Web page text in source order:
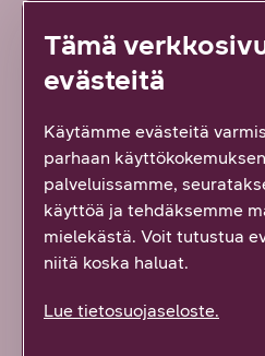
Hyödyllinen tai
Löysin etsimäni
En löytänyt etsimääni
Ei hyödytä, ei vastannut
Tämä
evästeitä
Käytämme evästeitä
parhaan
palveluissamme,
käyttöä ja tehdäksemme
mielekästä. Voit tutustua
niitä koska haluat.
Lue tietosuojaseloste.